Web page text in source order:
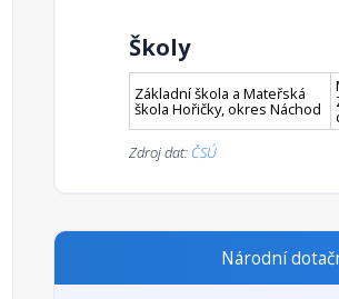
Školy
Základní škola a Mateřská
škola Hořičky, okres Náchod
Zdroj dat: ČSÚ
Národní